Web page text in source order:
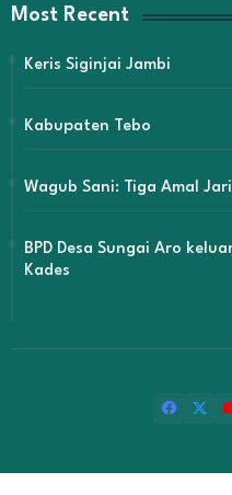
Most Recent
Keris Siginjai Jambi
Kabupaten Tebo
Wagub Sani: Tiga Amal
BPD Desa Sungai Aro
Kades